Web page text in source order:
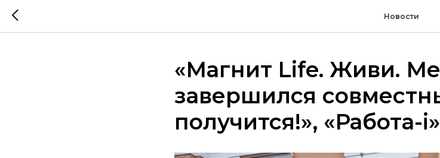
Новости
«Магнит Life. Живи.
завершился
получится!», «Работа-